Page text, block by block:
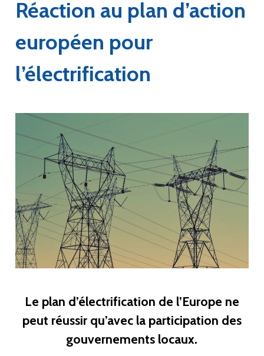
Réaction au plan d’action
européen pour
l’électrification
Le plan d’électrification de l’Europe ne
peut réussir qu’avec la participation des
gouvernements locaux.